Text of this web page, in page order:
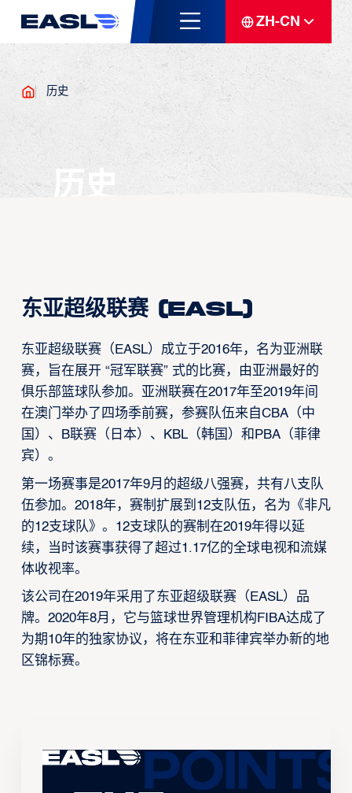
ZH-CN
历史
历史
东亚超级联赛 (EASL)
东亚超级联赛（EASL）成立于2016年，名为亚洲联
赛，旨在展开 “冠军联赛” 式的比赛，由亚洲最好的
俱乐部篮球队参加。亚洲联赛在2017年至2019年间
在澳门举办了四场季前赛，参赛队伍来自CBA（中
国）、B联赛（日本）、KBL（韩国）和PBA（菲律
宾）。
第一场赛事是2017年9月的超级八强赛，共有八支队
伍参加。2018年，赛制扩展到12支队伍，名为《非凡
的12支球队》。12支球队的赛制在2019年得以延
续，当时该赛事获得了超过1.17亿的全球电视和流媒
体收视率。
该公司在2019年采用了东亚超级联赛（EASL）品
牌。2020年8月，它与篮球世界管理机构FIBA达成了
为期10年的独家协议，将在东亚和菲律宾举办新的地
区锦标赛。